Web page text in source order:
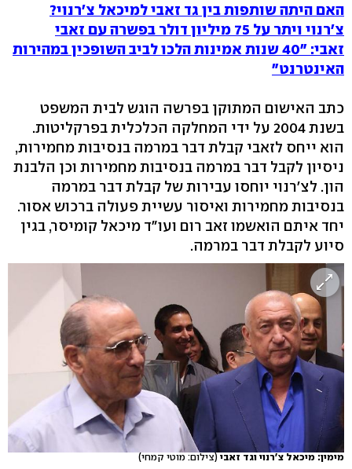
האם היתה שותפות בין גד זאבי למיכאל צ'רנוי?
צ'רנוי ויתר על 75 מיליון דולר בפשרה עם זאבי
זאבי: "40 שנות אמינות הלכו לביב השופכין במהירות
האינטרנט"
כתב האישום המתוקן בפרשה הוגש לבית המשפט
בשנת 2004 על ידי המחלקה הכלכלית בפרקליטות.
הוא ייחס לזאבי קבלת דבר במרמה בנסיבות מחמירות,
ניסיון לקבל דבר במרמה בנסיבות מחמירות וכן הלבנת
הון. לצ'רנוי יוחסו עבירות של קבלת דבר במרמה
בנסיבות מחמירות ואיסור עשיית פעולה ברכוש אסור.
יחד איתם הואשמו זאב רום ועו"ד מיכאל קומיסר, בגין
סיוע לקבלת דבר במרמה.
מימין: מיכאל צ'רנוי וגד זאבי (צילום: מוטי קמחי)